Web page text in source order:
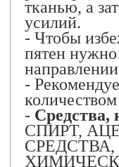
тканью, а
усилий.
- Чтобы
пятен нужно
-
- Средства,
СПИРТ,